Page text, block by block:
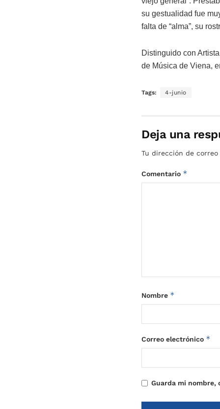
su gestualidad fue
falta de “alma”, su
Distinguido con
de Música de Viena,
Tags: 4-junio
Deja una
Tu dirección de
Comentario *
Nombre *
Correo electrónico *
Guarda mi nombre,